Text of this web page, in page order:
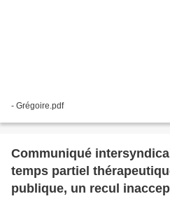
- Grégoire.pdf
Communiqué
temps partiel
publique, un recul